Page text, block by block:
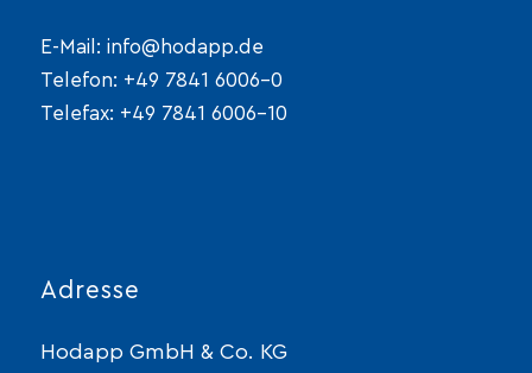
E-Mail: info@hodapp.de
Telefon: +49 7841 6006-0
Telefax: +49 7841 6006-10
Adresse
Hodapp GmbH & Co. KG